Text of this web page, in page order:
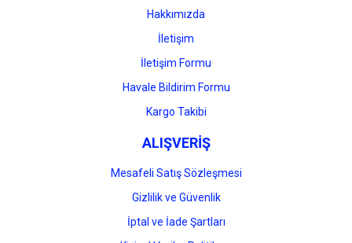
Gönder
Hakkımızda
İletişim
İletişim Formu
Havale Bildirim Formu
Kargo Takibi
ALIŞVERİŞ
Mesafeli Satış Sözleşmesi
Gizlilik ve Güvenlik
İptal ve İade Şartları